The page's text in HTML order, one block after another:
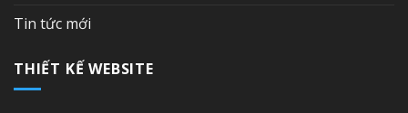
Tin tức mới
THIẾT KẾ WEBSITE